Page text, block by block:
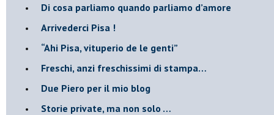
Di cosa parliamo quando parliamo d’amore
Arrivederci Pisa !
​“Ahi Pisa, vituperio de le genti”
Freschi, anzi freschissimi di stampa…
​Due Piero per il mio blog
​Storie private, ma non solo …